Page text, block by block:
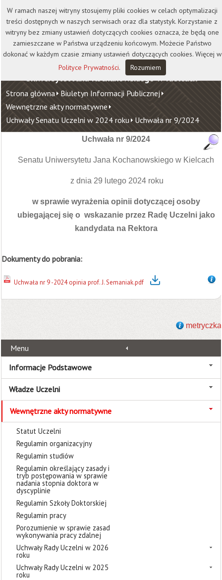
Kontakt Biblioteka
Wydawnictwo
Wirtualna Uczelnia
Uniwersytet Jana Kochanowskiego w Kielcach
Strona główna Biuletyn Informacji Publicznej
Wewnętrzne akty normatywne
Uchwały Senatu Uczelni w 2024 roku Uchwała nr 9/2024
Uchwała nr 9/2024
Senatu Uniwersytetu Jana Kochanowskiego w Kielcach
z dnia 29 lutego 2024 roku
w sprawie wyrażenia opinii dotyczącej osoby
ubiegającej się o wskazanie przez Radę Uczelni jako
kandydata na Rektora
Dokumenty do pobrania:
Uchwała nr 9 -2024 opinia prof. J. Semaniak.pdf
metryczka
Menu
Informacje Podstawowe
Władze Uczelni
Wewnętrzne akty normatywne
Statut Uczelni
Regulamin organizacyjny
Regulamin studiów
Regulamin określający zasady i
tryb postępowania w sprawie
nadania stopnia doktora w
dyscyplinie
Regulamin Szkoły Doktorskiej
Regulamin pracy
Porozumienie w sprawie zasad
wykonywania pracy zdalnej
Uchwały Rady Uczelni w 2026
roku
Uchwały Rady Uczelni w 2025
roku
W ramach naszej witryny stosujemy pliki cookies w celach optymalizacji
treści dostępnych w naszych serwisach oraz dla statystyk. Korzystanie z
witryny bez zmiany ustawień dotyczących cookies oznacza, że będą one
zamieszczane w Państwa urządzeniu końcowym. Możecie Państwo
dokonać w każdym czasie zmiany ustawień dotyczących cookies. Więcej w
Polityce Prywatności. Rozumiem